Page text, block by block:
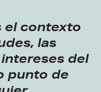
el contexto
las
del
punto de